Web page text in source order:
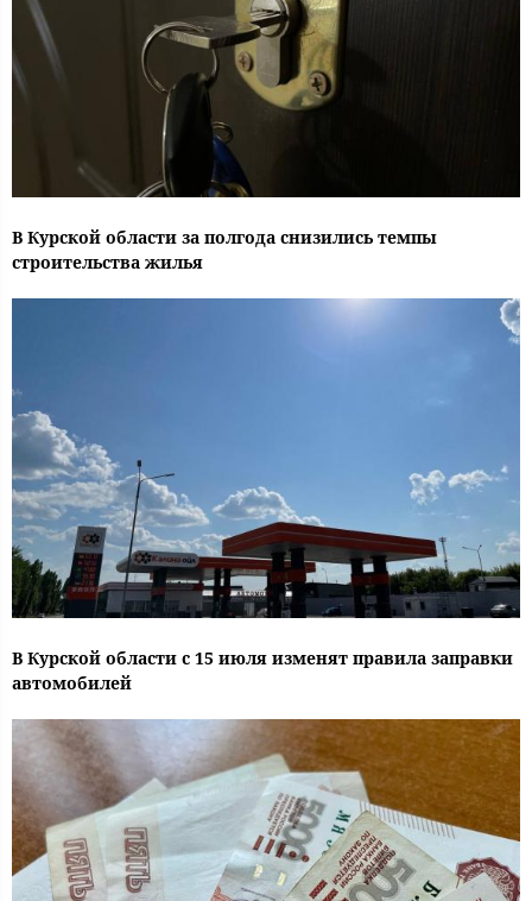
В Курской области за полгода снизились темпы
строительства жилья
В Курской области с 15 июля изменят правила заправки
автомобилей